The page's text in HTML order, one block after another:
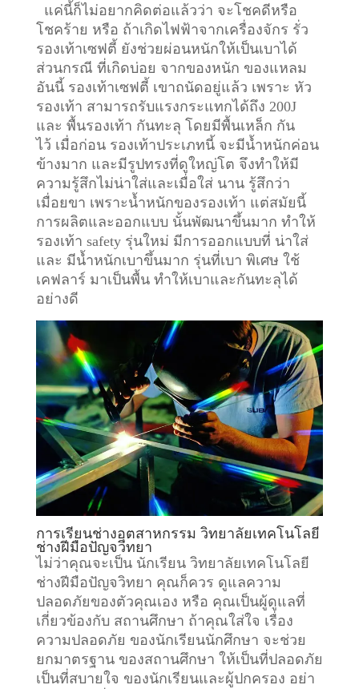
แค่นี้ก็ไม่อยากคิดต่อแล้วว่า จะโชคดีหรือ
โชคร้าย หรือ ถ้าเกิดไฟฟ้าจากเครื่องจักร รั่ว
รองเท้าเซฟตี้ ยังช่วยผ่อนหนักให้เป็นเบาได้
ส่วนกรณี ที่เกิดบ่อย จากของหนัก ของแหลม
อันนี้ รองเท้าเซฟตี้ เขาถนัดอยู่แล้ว เพราะ หัว
รองเท้า สามารถรับแรงกระแทกได้ถึง 200J
และ พื้นรองเท้า กันทะลุ โดยมีพื้นเหล็ก กัน
ไว้ เมื่อก่อน รองเท้าประเภทนี้ จะมีน้ำหนักค่อน
ข้างมาก และมีรูปทรงที่ดูใหญ่โต จึงทำให้มี
ความรู้สึกไม่น่าใส่และเมื่อใส่ นาน รู้สึกว่า
เมื่อยขา เพราะน้ำหนักของรองเท้า แต่สมัยนี้
การผลิตและออกแบบ นั้นพัฒนาขึ้นมาก ทำให้
รองเท้า safety รุ่นใหม่ มีการออกแบบที่ น่าใส่
และ มีน้ำหนักเบาขึ้นมาก รุ่นที่เบา พิเศษ ใช้
เคฟลาร์ มาเป็นพื้น ทำให้เบาและกันทะลุได้
อย่างดี
การเรียนช่างอุตสาหกรรม วิทยาลัยเทคโนโลยี
ช่างฝีมือปัญจวิทยา
ไม่ว่าคุณจะเป็น นักเรียน วิทยาลัยเทคโนโลยี
ช่างฝีมือปัญจวิทยา คุณก็ควร ดูแลความ
ปลอดภัยของตัวคุณเอง หรือ คุณเป็นผู้ดูแลที่
เกี่ยวข้องกับ สถานศึกษา ถ้าคุณใส่ใจ เรื่อง
ความปลอดภัย ของนักเรียนนักศึกษา จะช่วย
ยกมาตรฐาน ของสถานศึกษา ให้เป็นที่ปลอดภัย
เป็นที่สบายใจ ของนักเรียนและผู้ปกครอง อย่า